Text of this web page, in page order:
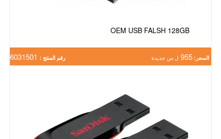
OEM USB FALSH 128GB
السعر: 955 ل س جديدة رقم المنتج :